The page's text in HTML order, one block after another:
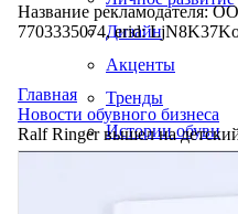
Дизайн
Акценты
Тренды
Истории обуви
Название рекламодателя:
7703335074, erid:
Главная
Новости обувного бизнеса
Ralf Ringer вышел на